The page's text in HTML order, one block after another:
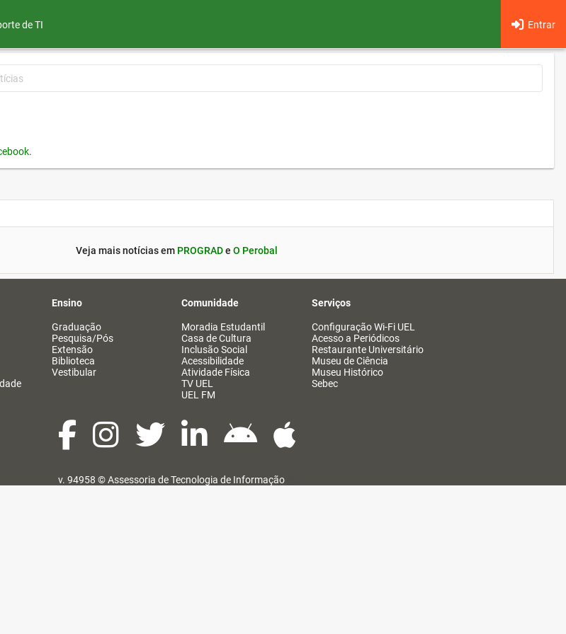
Entrar
de TI
.
Veja mais notícias em PROGRADe O Perobal
Ensino
Graduação
Pesquisa/Pós
Extensão
Biblioteca
Vestibular
Comunidade
Moradia Estudantil
Casa de Cultura
Inclusão Social
Acessibilidade
Atividade Física
TV UEL
UEL FM
Serviços
Configuração Wi-Fi UEL
Acesso a Periódicos
Restaurante Universitário
Museu de Ciência
Museu Histórico
Sebec
v. 94958 ©Assessoria de Tecnologia de Informação